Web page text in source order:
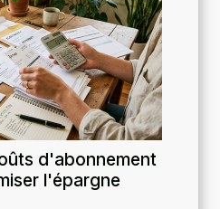
d'abonnement
l'épargne